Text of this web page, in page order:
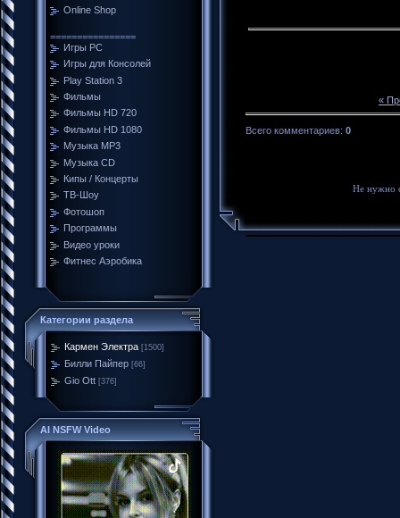
Online Shop
================
Игры PC
Игры для Консолей
Play Station 3
Фильмы
Фильмы HD 720
Фильмы HD 1080
Музыка MP3
Музыка CD
Кипы / Концерты
ТВ-Шоу
Фотошоп
Программы
Видео уроки
Фитнес Аэробика
Категории раздела
Кармен Электра [1500]
Билли Пайпер [66]
Gio Ott [376]
AI NSFW Video
«
Всего комментариев: 0
Не нужно